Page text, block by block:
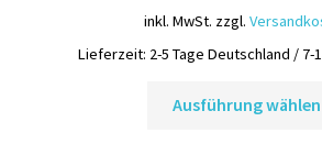
inkl. MwSt. zzgl.
Lieferzeit: 2-5 Tage Deutschland / 7-
Ausführung wählen